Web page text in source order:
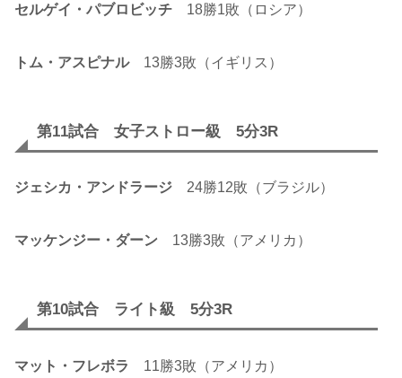
セルゲイ・パブロビッチ 18勝1敗（ロシア）
トム・アスピナル13勝3敗（イギリス）
第11試合 女子ストロー級 5分3R
ジェシカ・アンドラージ 24勝12敗（ブラジル）
マッケンジー・ダーン 13勝3敗（アメリカ）
第10試合 ライト級 5分3R
マット・フレボラ 11勝3敗（アメリカ）